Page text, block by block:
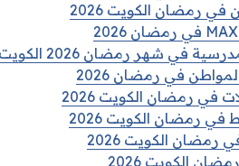
في رمضان الكويت 2026
في شهر رمضان 2026 الكويت
في رمضان 2026
في رمضان الكويت 2026
رمضان الكويت 2026
رمضان الكويت 2026
الكويت 2026